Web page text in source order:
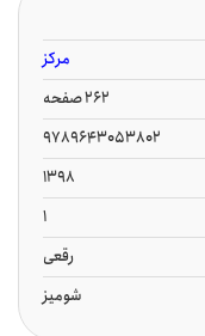
مرکز
262 صفحه
9789643053802
1398
1
رقعی
شومیز